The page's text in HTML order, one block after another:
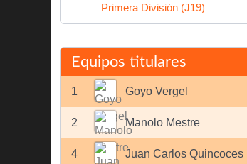
Primera División (J19)
Equipos titulares
1 Goyo Vergel
2 Manolo Mestre
4 Juan Carlos Quincoces II